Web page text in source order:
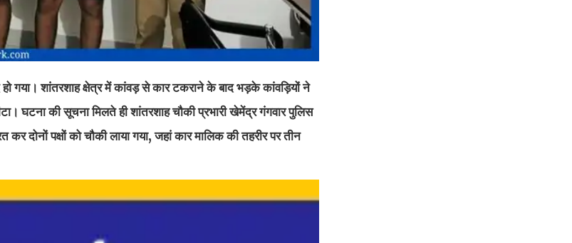
हो गया। शांतरशाह क्षेत्र में कांवड़ से कार टकराने के बाद भड़के कांवड़ियों ने
घटना की सूचना मिलते ही शांतरशाह चौकी प्रभारी खेमेंद्र गंगवार पुलिस
दोनों पक्षों को चौकी लाया गया, जहां कार मालिक की तहरीर पर तीन